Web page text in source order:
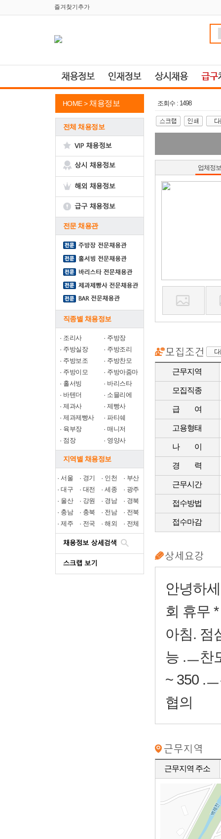
즐겨찾기추가
HOME > 채용정보
전체 채용정보
전문 채용관
직종별 채용정보
· 조리사 · 주방장
· 주방실장 · 주방조리
· 주방보조 · 주방찬모
· 주방이모 · 주방아줌마
· 홀서빙 · 바리스타
· 바텐더 · 소믈리에
·제과사 ·제빵사
·제과제빵사 ·파티쉐
· 육부장 ·매니저
· 점장 · 영양사
지역별 채용정보
· 서울 · 경기 · 인천 · 부산
· 대구 · 대전 · 세종 · 광주
· 울산 · 강원 · 경남 · 경북
· 충남 · 충북 · 전남 · 전북
· 제주 · 전국 · 해외 · 전체
조회수 : 1498
업체정보
근무지역
모집직종
급 여
고용형태
나 이
경 력
근무시간
접수방법
접수마감
안녕하
회 휴무
아침. 점
능 .ㅡ찬
~ 350 .
협의
근무지역 주소